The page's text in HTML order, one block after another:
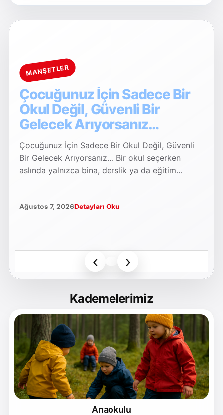
MANŞETLER
Çocuğunuz İçin Sadece Bir
Okul Değil, Güvenli Bir
Gelecek Arıyorsanız…
Çocuğunuz İçin Sadece Bir Okul Değil, Güvenli
Bir Gelecek Arıyorsanız… Bir okul seçerken
aslında yalnızca bina, derslik ya da eğitim
Ağustos 7, 2026Detayları Oku
‹ ›
Kademelerimiz
Anaokulu